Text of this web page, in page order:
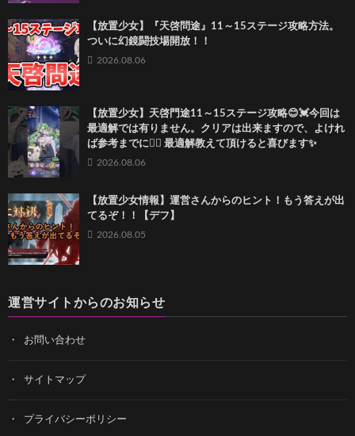
【放置少女】『天啓問途』11～15ステージ攻略方法。
ついに幻鏡闘技場開放！！
2026.08.06
【放置少女】天啓門途11～15ステージ攻略😊💓今回は
最適解では有りません。クリアは出来ますので、よけれ
ば参考までに🙇‍♀️ 最適解教えて頂けると喜びます✨
2026.08.06
【放置少女情報】運営さんからのヒント！もう答えが出
てるぞ！！【デフ】
2026.08.05
運営サイトからのお知らせ
お問い合わせ
サイトマップ
プライバシーポリシー